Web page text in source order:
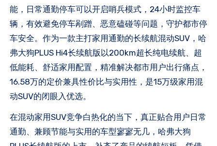
能，日常通勤停车可以开启哨兵模式，24小时监控车
辆，有效避免停车剐蹭、恶意磕碰等问题，守护都市停
车安全。作为一款主打家用通勤的长续航混动SUV，哈
弗大狗PLUS Hi4长续航版以200km超长纯电续航、超
低能耗、舒适家用配置，精准解决都市用户出行痛点，
16.58万的定价兼具性价比与实用性，是15万级家用混
动SUV的闭眼入优选。
在混动家用SUV竞争白热化的当下，真正贴合用户日常
通勤、兼顾节能与实用的车型寥寥无几，哈弗大狗